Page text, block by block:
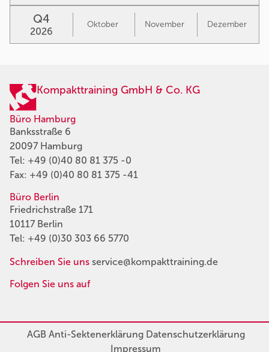
Q4
2026
Oktober November Dezember
Kompakttraining GmbH & Co. KG
Büro Hamburg
Banksstraße 6
20097 Hamburg
Tel: +49 (0)40 80 81 375 -0
Fax: +49 (0)40 80 81 375 -41
Büro Berlin
Friedrichstraße 171
10117 Berlin
Tel: +49 (0)30 303 66 5770
Schreiben Sie uns service@kompakttraining.de
Folgen Sie uns auf
AGBAnti-SektenerklärungDatenschutzerklärung
Impressum